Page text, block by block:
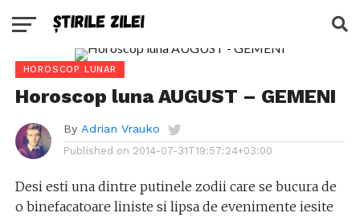
HOROSCOP LUNAR
Horoscop luna AUGUST – GEMENI
By Adrian Vrauko
Published on 2014-07-31T19:57:24+03:00
Desi esti una dintre putinele zodii care se bucura de
o binefacatoare liniste si lipsa de evenimente iesite